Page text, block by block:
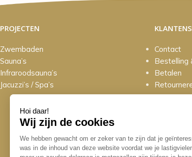
PROJECTEN
Zwembaden
Sauna’s
Infraroodsauna’s
Jacuzzi’s / Spa’s
Contact
Bestelling
Betalen